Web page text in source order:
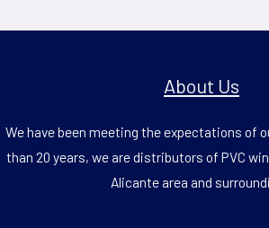
About Us
We have been meeting the expectations of
than 20 years, we are distributors of PVC
Alicante area and